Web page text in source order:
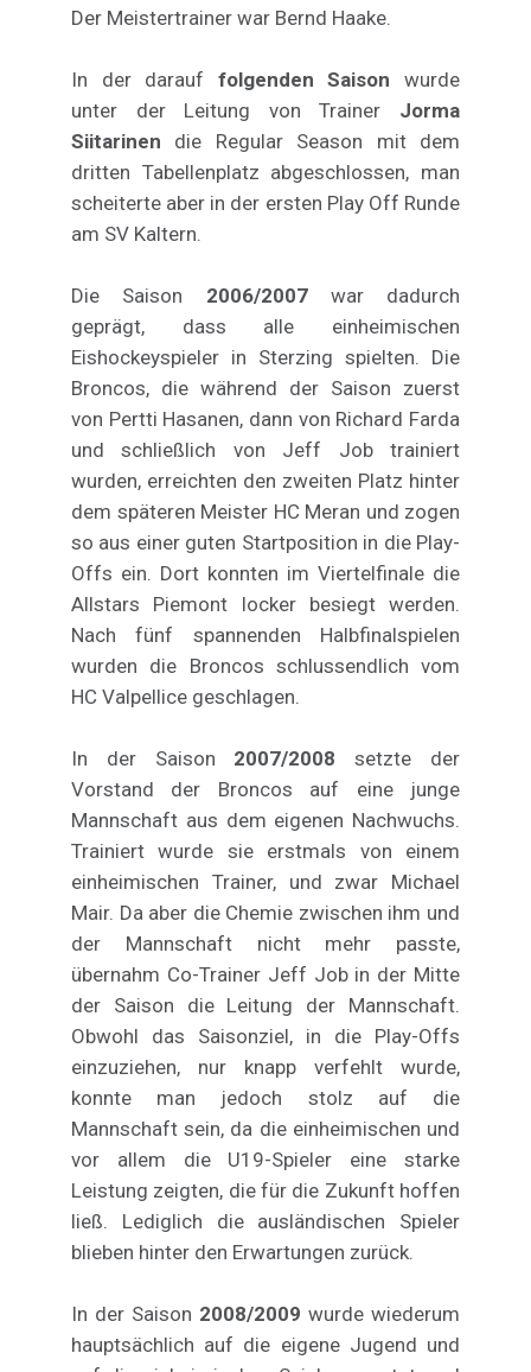
Der Meistertrainer war Bernd Haake.
In der darauf folgenden Saison wurde
unter der Leitung von Trainer Jorma
Siitarinen die Regular Season mit dem
dritten Tabellenplatz abgeschlossen, man
scheiterte aber in der ersten Play Off Runde
am SV Kaltern.
Die Saison 2006/2007war dadurch
geprägt, dass alle einheimischen
Eishockeyspieler in Sterzing spielten. Die
Broncos, die während der Saison zuerst
von Pertti Hasanen, dann von Richard Farda
und schließlich von Jeff Job trainiert
wurden, erreichten den zweiten Platz hinter
dem späteren Meister HC Meran und zogen
so aus einer guten Startposition in die Play-
Offs ein. Dort konnten im Viertelfinale die
Allstars Piemont locker besiegt werden.
Nach fünf spannenden Halbfinalspielen
wurden die Broncos schlussendlich vom
HC Valpellice geschlagen.
In der Saison 2007/2008setzte der
Vorstand der Broncos auf eine junge
Mannschaft aus dem eigenen Nachwuchs.
Trainiert wurde sie erstmals von einem
einheimischen Trainer, und zwar Michael
Mair. Da aber die Chemie zwischen ihm und
der Mannschaft nicht mehr passte,
übernahm Co-Trainer Jeff Job in der Mitte
der Saison die Leitung der Mannschaft.
Obwohl das Saisonziel, in die Play-Offs
einzuziehen, nur knapp verfehlt wurde,
konnte man jedoch stolz auf die
Mannschaft sein, da die einheimischen und
vor allem die U19-Spieler eine starke
Leistung zeigten, die für die Zukunft hoffen
ließ. Lediglich die ausländischen Spieler
blieben hinter den Erwartungen zurück.
In der Saison 2008/2009 wurde wiederum
hauptsächlich auf die eigene Jugend und